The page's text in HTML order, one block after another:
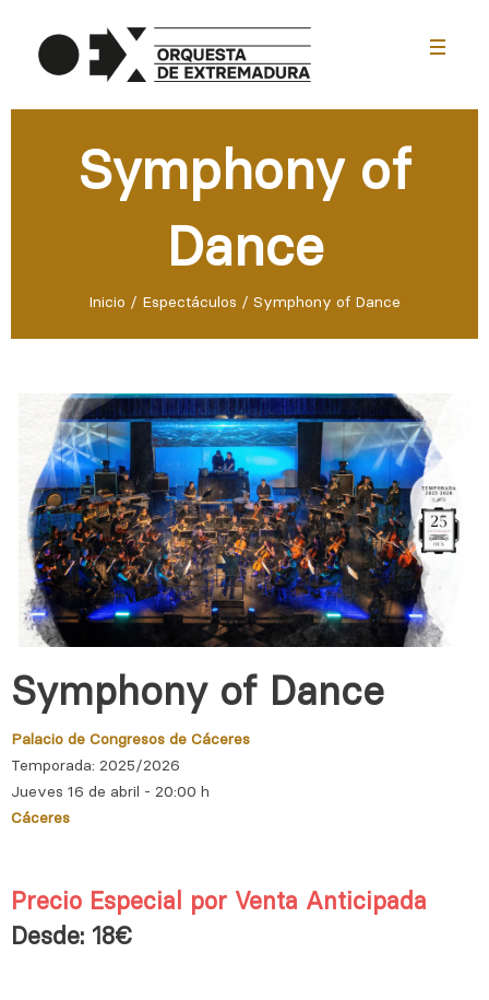
Symphony of
Dance
Inicio / Espectáculos / Symphony of Dance
Symphony of Dance
Palacio de Congresos de Cáceres
Temporada: 2025/2026
Jueves 16 de abril - 20:00 h
Cáceres
Precio Especial por Venta Anticipada
Desde: 18€